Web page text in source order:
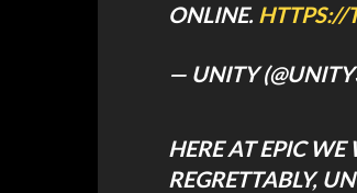
ONLINE. HTTPS://
— UNITY
HERE AT EPIC
REGRETTABLY,